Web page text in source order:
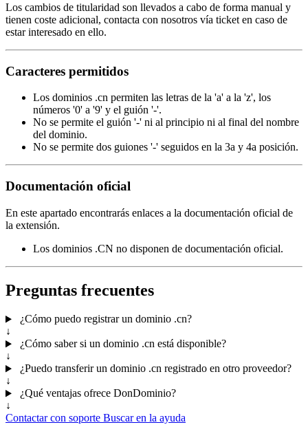
Los cambios de titularidad son llevados a cabo de forma manual y
tienen coste adicional, contacta con nosotros vía ticket en caso de
estar interesado en ello.
Caracteres permitidos
Los dominios .cn permiten las letras de la 'a' a la 'z', los
números '0' a '9' y el guión '-'.
No se permite el guión '-' ni al principio ni al final del nombre
del dominio.
No se permite dos guiones '-' seguidos en la 3a y 4a posición.
Documentación oficial
En este apartado encontrarás enlaces a la documentación oficial de
la extensión.
Los dominios .CN no disponen de documentación oficial.
Preguntas frecuentes
¿Cómo puedo registrar un dominio .cn?
↓
¿Cómo saber si un dominio .cn está disponible?
↓
¿Puedo transferir un dominio .cn registrado en otro proveedor?
↓
¿Qué ventajas ofrece DonDominio?
↓
Contactar con soporte Buscar en la ayuda